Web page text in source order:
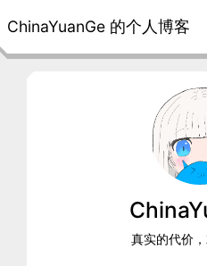
ChinaYuanGe 的个人博客
真实的代价，